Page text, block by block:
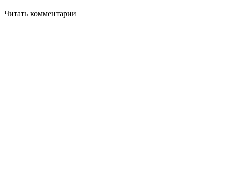
Читать комментарии